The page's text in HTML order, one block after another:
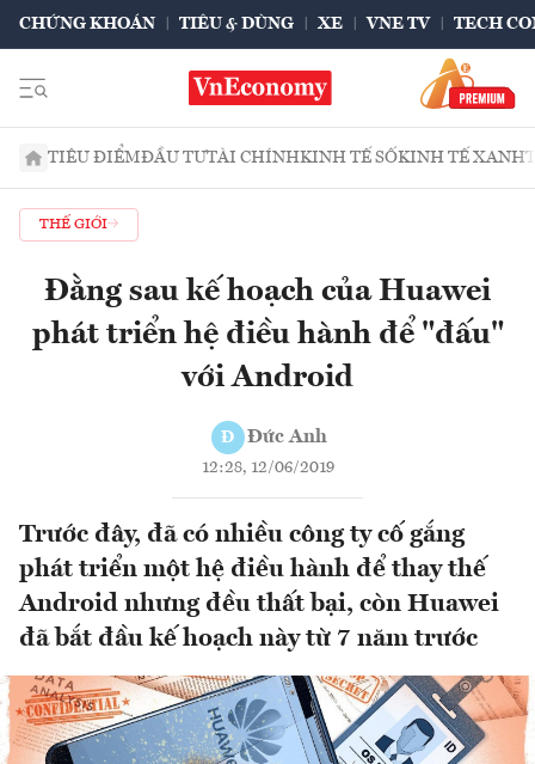
CHỨNG KHOÁN TIÊU & DÙNG XE VNE TV TECH
TIÊU ĐIỂMĐẦU TƯTÀI CHÍNHKINH TẾ SỐKINH TẾ XANH
THẾ GIỚI
Đằng sau kế hoạch của Huawei
phát triển hệ điều hành để "đấu"
với Android
Đ Đức Anh
12:28, 12/06/2019
Trước đây, đã có nhiều công ty cố gắng
phát triển một hệ điều hành để thay thế
Android nhưng đều thất bại, còn Huawei
đã bắt đầu kế hoạch này từ 7 năm trước